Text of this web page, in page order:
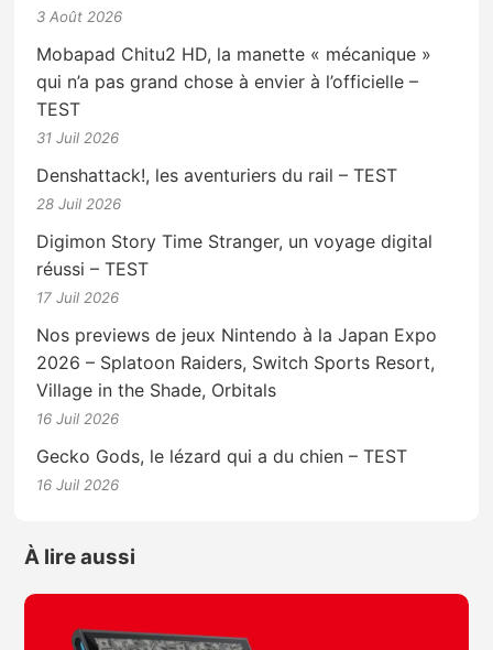
3 Août 2026
Mobapad Chitu2 HD, la manette « mécanique »
qui n’a pas grand chose à envier à l’officielle –
TEST
31 Juil 2026
Denshattack!, les aventuriers du rail – TEST
28 Juil 2026
Digimon Story Time Stranger, un voyage digital
réussi – TEST
17 Juil 2026
Nos previews de jeux Nintendo à la Japan Expo
2026 – Splatoon Raiders, Switch Sports Resort,
Village in the Shade, Orbitals
16 Juil 2026
Gecko Gods, le lézard qui a du chien – TEST
16 Juil 2026
À lire aussi